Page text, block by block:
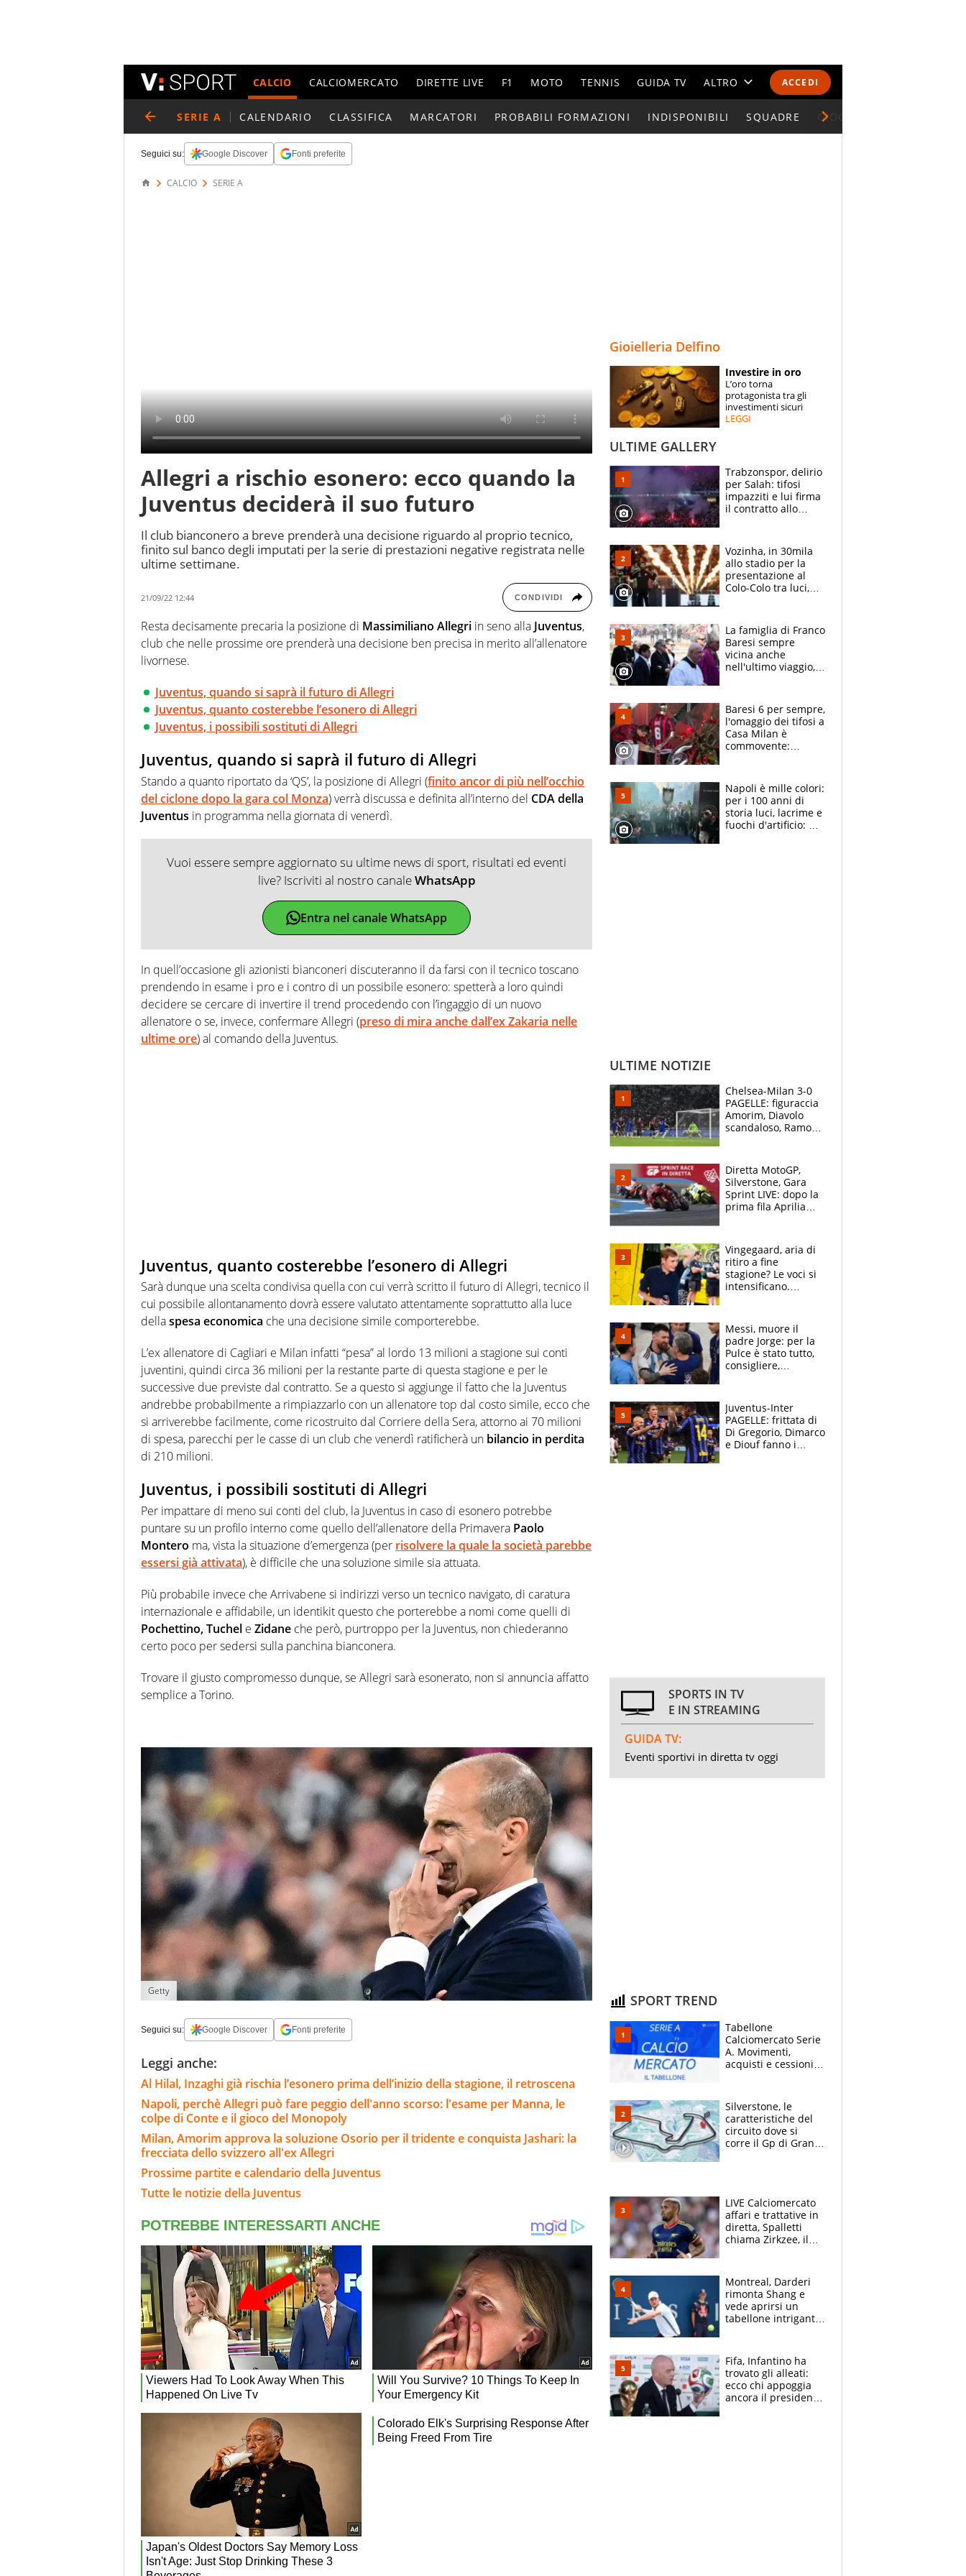
ACCEDI
CALCIO CALCIOMERCATO DIRETTE LIVE F1 MOTO TENNIS GUIDA TV ALTRO
CALENDARI E CLASSIFICHE
ESPERTI
CONTATTI
SERIE A CALENDARIO CLASSIFICA MARCATORI PROBABILI FORMAZIONI INDISPONIBILI SQUADRE GIOCATORI SERIE A
Seguici su: Google Discover Fonti preferite
CALCIO SERIE A
Allegri a rischio esonero: ecco quando la
Juventus deciderà il suo futuro
Il club bianconero a breve prenderà una decisione riguardo al proprio tecnico,
finito sul banco degli imputati per la serie di prestazioni negative registrata nelle
ultime settimane.
21/09/22 12:44 CONDIVIDI
Resta decisamente precaria la posizione di Massimiliano Allegri in seno alla Juventus,
club che nelle prossime ore prenderà una decisione ben precisa in merito all’allenatore
livornese.
Juventus, quando si saprà il futuro di Allegri
Juventus, quanto costerebbe l’esonero di Allegri
Juventus, i possibili sostituti di Allegri
Juventus, quando si saprà il futuro di Allegri
Stando a quanto riportato da ‘QS’, la posizione di Allegri (finito ancor di più nell’occhio
del ciclone dopo la gara col Monza) verrà discussa e definita all’interno del CDA della
Juventus in programma nella giornata di venerdì.
Vuoi essere sempre aggiornato su ultime news di sport, risultati ed eventi
live? Iscriviti al nostro canaleWhatsApp
Entra nel canale WhatsApp
In quell’occasione gli azionisti bianconeri discuteranno il da farsi con il tecnico toscano
prendendo in esame i pro e i contro di un possibile esonero: spetterà a loro quindi
decidere se cercare di invertire il trend procedendo con l’ingaggio di un nuovo
allenatore o se, invece, confermare Allegri (preso di mira anche dall’ex Zakaria nelle
ultime ore) al comando della Juventus.
Juventus, quanto costerebbe l’esonero di Allegri
Sarà dunque una scelta condivisa quella con cui verrà scritto il futuro di Allegri, tecnico il
cui possibile allontanamento dovrà essere valutato attentamente soprattutto alla luce
dellaspesa economica che una decisione simile comporterebbe.
L’ex allenatore di Cagliari e Milan infatti “pesa” al lordo 13 milioni a stagione sui conti
juventini, quindi circa 36 milioni per la restante parte di questa stagione e per le
successive due previste dal contratto. Se a questo si aggiunge il fatto che la Juventus
andrebbe probabilmente a rimpiazzarlo con un allenatore top dal costo simile, ecco che
si arriverebbe facilmente, come ricostruito dal Corriere della Sera, attorno ai 70 milioni
di spesa, parecchi per le casse di un club che venerdì ratificherà un bilancio in perdita
di 210 milioni.
Juventus, i possibili sostituti di Allegri
Per impattare di meno sui conti del club, la Juventus in caso di esonero potrebbe
puntare su un profilo interno come quello dell’allenatore della Primavera Paolo
Montero ma, vista la situazione d’emergenza (per risolvere la quale la società parebbe
essersi già attivata), è difficile che una soluzione simile sia attuata.
Più probabile invece che Arrivabene si indirizzi verso un tecnico navigato, di caratura
internazionale e affidabile, un identikit questo che porterebbe a nomi come quelli di
Pochettino, Tuchel e Zidane che però, purtroppo per la Juventus, non chiederanno
certo poco per sedersi sulla panchina bianconera.
Trovare il giusto compromesso dunque, se Allegri sarà esonerato, non si annuncia affatto
semplice a Torino.
Getty
Seguici su: Google Discover Fonti preferite
Leggi anche:
Al Hilal, Inzaghi già rischia l’esonero prima dell’inizio della stagione, il retroscena
Napoli, perchè Allegri può fare peggio dell'anno scorso: l'esame per Manna, le
colpe di Conte e il gioco del Monopoly
Milan, Amorim approva la soluzione Osorio per il tridente e conquista Jashari: la
frecciata dello svizzero all'ex Allegri
Prossime partite e calendario della Juventus
Tutte le notizie della Juventus
Gioielleria Delfino
Investire in oro
L’oro torna
protagonista tra gli
investimenti sicuri
LEGGI
ULTIME GALLERY
Trabzonspor, delirio
per Salah: tifosi
impazziti e lui firma
il contratto allo
Vozinha, in 30mila
allo stadio per la
presentazione al
Colo-Colo tra luci,
La famiglia di Franco
Baresi sempre
vicina anche
nell'ultimo viaggio,
circondati
dall'affetto dei tifosi
Baresi 6 per sempre,
l'omaggio dei tifosi a
Casa Milan è
commovente:
bigliettini
Napoli è mille colori:
per i 100 anni di
storia luci, lacrime e
fuochi d'artificio: De
ULTIME NOTIZIE
Chelsea-Milan 3-0
PAGELLE: figuraccia
Amorim, Diavolo
scandaloso, Ramos
Diretta MotoGP,
Silverstone, Gara
Sprint LIVE: dopo la
prima fila Aprilia
Vingegaard, aria di
ritiro a fine
stagione? Le voci si
intensificano.
vuole la Roubaix
Messi, muore il
padre Jorge: per la
Pulce è stato tutto,
consigliere,
Juventus-Inter
PAGELLE: frittata di
Di Gregorio, Dimarco
e Diouf fanno i
SPORTS IN TV
E IN STREAMING
GUIDA TV:
Eventi sportivi in diretta tv oggi
SPORT TREND
Tabellone
Calciomercato Serie
A. Movimenti,
acquisti e cessioni:
Silverstone, le
caratteristiche del
circuito dove si
corre il Gp di Gran
LIVE Calciomercato
affari e trattative in
diretta, Spalletti
chiama Zirkzee, il
Diaz
Montreal, Darderi
rimonta Shang e
vede aprirsi un
tabellone intrigante:
felice del mio livello"
Fifa, Infantino ha
trovato gli alleati:
ecco chi appoggia
ancora il presidente